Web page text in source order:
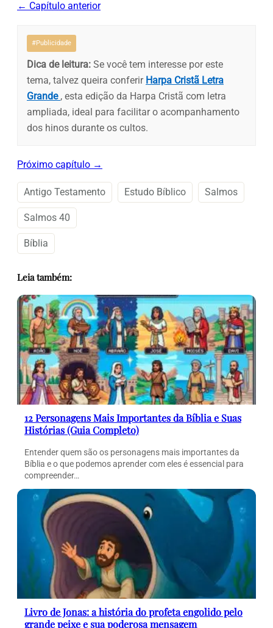
← Capítulo anterior
#Publicidade
Dica de leitura: Se você tem interesse por este
tema, talvez queira conferir Harpa Cristã Letra
Grande , esta edição da Harpa Cristã com letra
ampliada, ideal para facilitar o acompanhamento
dos hinos durante os cultos.
Próximo capítulo →
Antigo Testamento Estudo Bíblico Salmos
Salmos 40
Bíblia
Leia também:
12 Personagens Mais Importantes da Bíblia e Suas
Histórias (Guia Completo)
Entender quem são os personagens mais importantes da
Bíblia e o que podemos aprender com eles é essencial para
compreender…
Livro de Jonas: a história do profeta engolido pelo
grande peixe e sua poderosa mensagem